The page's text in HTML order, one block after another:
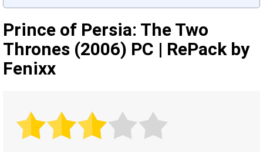
Prince of Persia: The Two
Thrones (2006) PC | RePack by
Fenixx